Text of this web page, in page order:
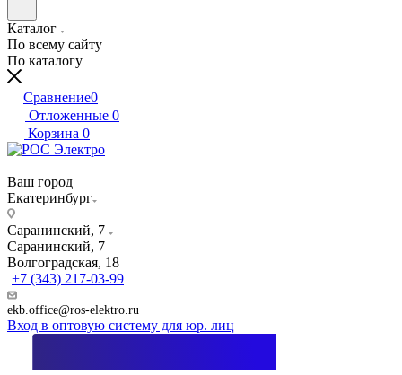
Каталог
По всему сайту
По каталогу
Сравнение0
Отложенные 0
Корзина 0
Ваш город
Екатеринбург
Саранинский, 7
Саранинский, 7
Волгоградская, 18
+7 (343) 217-03-99
ekb.office@ros-elektro.ru
Вход в оптовую систему для юр. лиц